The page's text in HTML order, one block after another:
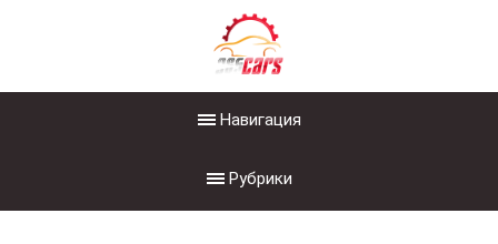
Навигация
Рубрики